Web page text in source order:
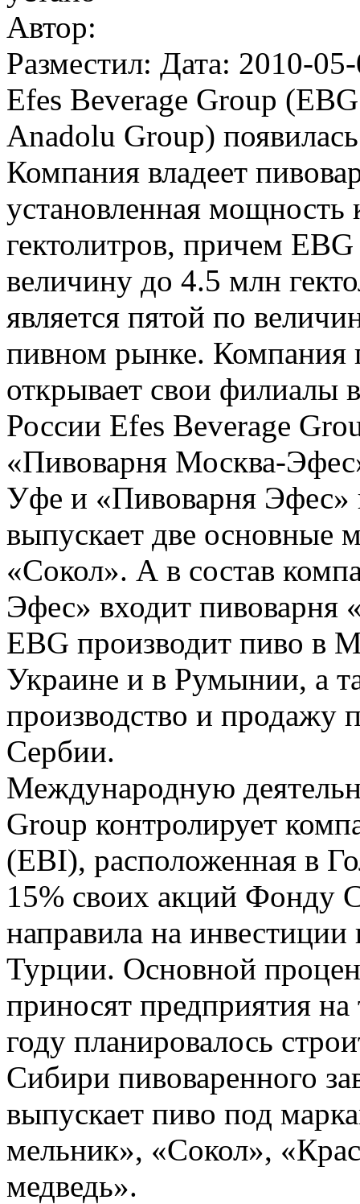
Автор:
Разместил: Дата: 2010-
Efes Beverage Group
Anadolu Group)
Компания владеет
установленная мощность
гектолитров, причем
величину до 4.5 млн
является пятой по
пивном рынке. Компания
открывает свои филиалы
России Efes Beverage
«Пивоварня Москва-
Уфе и «Пивоварня Эфес»
выпускает две основные
«Сокол». А в состав
Эфес» входит пивоварня
EBG производит пиво в
Украине и в Румынии, а
производство и продажу
Сербии.
Международную
Group контролирует
(EBI), расположенная в
15% своих акций Фонду
направила на инвестиции
Турции. Основной
приносят предприятия
году планировалось
Сибири пивоваренного
выпускает пиво под
мельник», «Сокол»,
медведь».